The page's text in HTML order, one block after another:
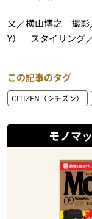
文／横山博之 撮影
Y） スタイリング
この記事のタグ
CITIZEN（シチズン）
モノマ